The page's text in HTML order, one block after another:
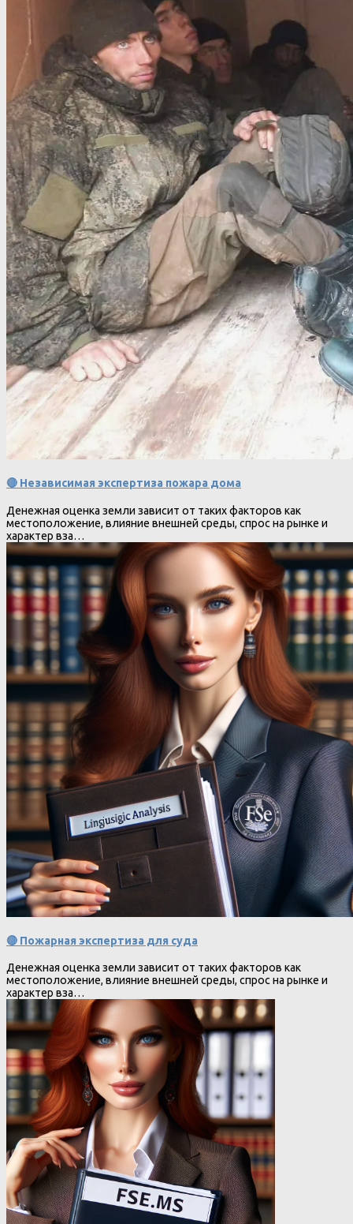
🔴 Независимая экспертиза пожара дома
Денежная оценка земли зависит от таких факторов как
местоположение, влияние внешней среды, спрос на рынке и
характер вза…
🔴 Пожарная экспертиза для суда
Денежная оценка земли зависит от таких факторов как
местоположение, влияние внешней среды, спрос на рынке и
характер вза…